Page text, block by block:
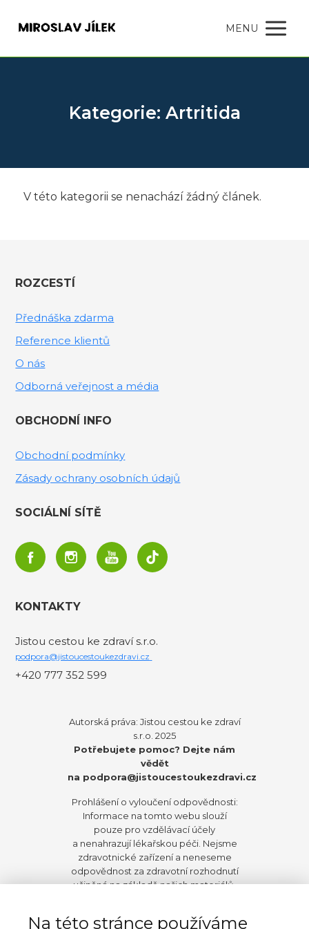
MENU
Kategorie: Artritida
V této kategorii se nenachází žádný článek.
ROZCESTÍ
Přednáška zdarma
Reference klientů
O nás
Odborná veřejnost a média
OBCHODNÍ INFO
Obchodní podmínky
Zásady ochrany osobních údajů
SOCIÁLNÍ SÍTĚ
KONTAKTY
Jistou cestou ke zdraví s.r.o.
podpora@jistoucestoukezdravi.cz
+420 777 352 599
Autorská práva: Jistou cestou ke zdraví
s.r.o. 2025
Potřebujete pomoc? Dejte nám
vědět
na podpora@jistoucestoukezdravi.cz
Prohlášení o vyloučení odpovědnosti:
Informace na tomto webu slouží
pouze pro vzdělávací účely
a nenahrazují lékařskou péči. Nejsme
zdravotnické zařízení a neneseme
odpovědnost za zdravotní rozhodnutí
učiněná na základě našich materiálů.
doplňků doporučujeme konzultaci
Na této stránce používáme